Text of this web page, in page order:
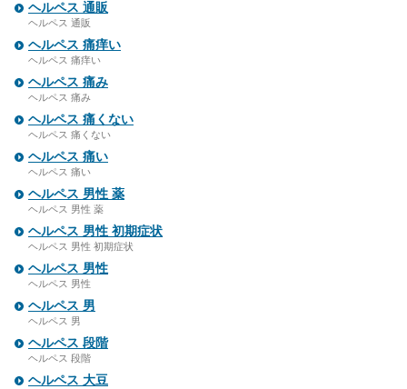
ヘルペス 通販
ヘルペス 通販
ヘルペス 痛痒い
ヘルペス 痛痒い
ヘルペス 痛み
ヘルペス 痛み
ヘルペス 痛くない
ヘルペス 痛くない
ヘルペス 痛い
ヘルペス 痛い
ヘルペス 男性 薬
ヘルペス 男性 薬
ヘルペス 男性 初期症状
ヘルペス 男性 初期症状
ヘルペス 男性
ヘルペス 男性
ヘルペス 男
ヘルペス 男
ヘルペス 段階
ヘルペス 段階
ヘルペス 大豆